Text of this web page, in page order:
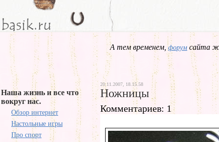
А тем временем,форум сайта
Наша жизнь и все что
вокруг нас.
Обзор интернет
Настольные игры
Про спорт
20.11.2007, 18.15.58
Ножницы
Комментариев: 1